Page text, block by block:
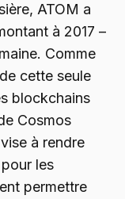
ATOM a
à 2017 –
Comme
cette seule
blockchains
Cosmos
à rendre
les
permettre